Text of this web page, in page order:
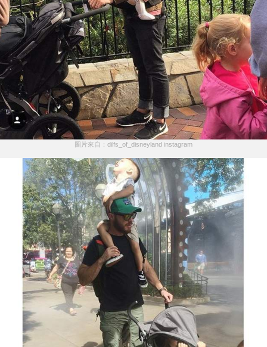
圖片來自：dilfs_of_disneyland instagram